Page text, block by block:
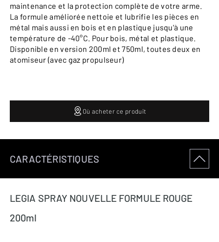
maintenance et la protection complète de votre arme.
La formule améliorée nettoie et lubrifie les pièces en
métal mais aussi en bois et en plastique jusqu'à une
température de -40°C. Pour bois, métal et plastique.
Disponible en version 200ml et 750ml, toutes deux en
atomiseur (avec gaz propulseur)
Où acheter ce produit
CARACTÉRISTIQUES
LEGIA SPRAY NOUVELLE FORMULE ROUGE
200ml